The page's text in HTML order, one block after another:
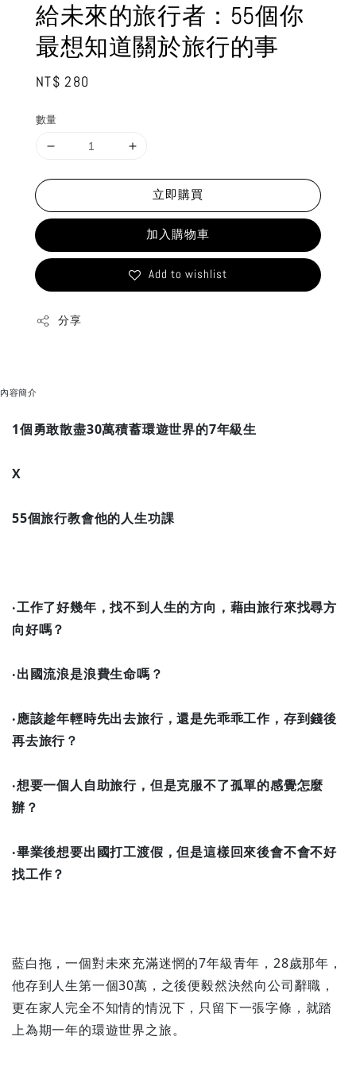
給未來的旅行者：55個你
最想知道關於旅行的事
Regular
NT$ 280
數量
立即購買
加入購物車
Add to wishlist
分享
內容簡介
1個勇敢散盡30萬積蓄環遊世界的7年級生
X
55個旅行教會他的人生功課
‧工作了好幾年，找不到人生的方向，藉由旅行來找尋方
向好嗎？
‧出國流浪是浪費生命嗎？
‧應該趁年輕時先出去旅行，還是先乖乖工作，存到錢後
再去旅行？
‧想要一個人自助旅行，但是克服不了孤單的感覺怎麼
辦？
‧畢業後想要出國打工渡假，但是這樣回來後會不會不好
找工作？
藍白拖，一個對未來充滿迷惘的7年級青年，28歲那年，
他存到人生第一個30萬，之後便毅然決然向公司辭職，
更在家人完全不知情的情況下，只留下一張字條，就踏
上為期一年的環遊世界之旅。